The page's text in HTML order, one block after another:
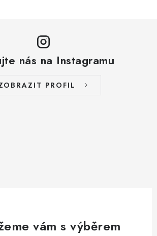
nás na Instagramu
PROFIL
vám s výběrem